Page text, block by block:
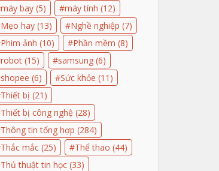
máy bay (5) máy tính (12)
Mẹo hay (13) Nghề nghiệp (7)
Phim ảnh (10) Phần mềm (8)
robot (15) samsung (6)
shopee (6) Sức khỏe (11)
Thiết bị (21)
Thiết bị công nghệ (28)
Thông tin tổng hợp (284)
Thắc mắc (25) Thể thao (44)
Thủ thuật tin học (33)